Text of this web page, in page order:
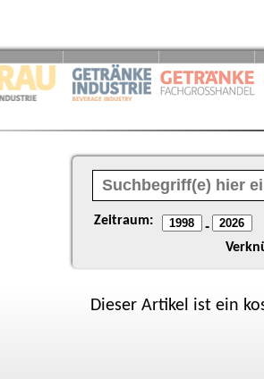
Zeitraum: -
Dieser Artikel ist ein